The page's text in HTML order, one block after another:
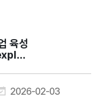
2026-02-03